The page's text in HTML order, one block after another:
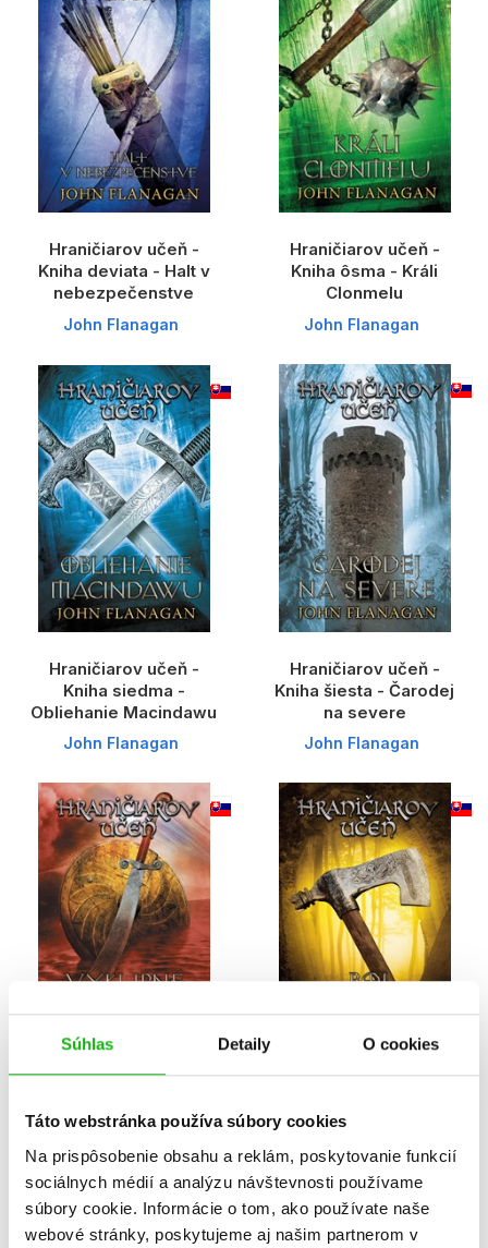
Súhlas Detaily O cookies
Táto webstránka používa súbory cookies
Na prispôsobenie obsahu a reklám, poskytovanie funkcií
sociálnych médií a analýzu návštevnosti používame
súbory cookie. Informácie o tom, ako používate naše
webové stránky, poskytujeme aj našim partnerom v
Hraničiarov učeň -
Kniha deviata - Halt v
nebezpečenstve
John Flanagan
Hraničiarov učeň -
Kniha ôsma - Králi
Clonmelu
John Flanagan
Hraničiarov učeň -
Kniha siedma -
Obliehanie Macindawu
John Flanagan
Hraničiarov učeň -
Kniha šiesta - Čarodej
na severe
John Flanagan
za Eraka
John Flanagan
Skandiju
John Flanagan